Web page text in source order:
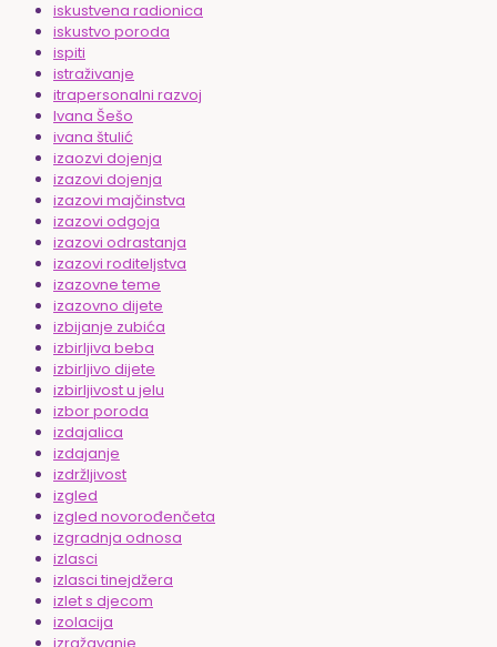
iskustvena radionica
iskustvo poroda
ispiti
istraživanje
itrapersonalni razvoj
Ivana Šešo
ivana štulić
izaozvi dojenja
izazovi dojenja
izazovi majčinstva
izazovi odgoja
izazovi odrastanja
izazovi roditeljstva
izazovne teme
izazovno dijete
izbijanje zubića
izbirljiva beba
izbirljivo dijete
izbirljivost u jelu
izbor poroda
izdajalica
izdajanje
izdržljivost
izgled
izgled novorođenčeta
izgradnja odnosa
izlasci
izlasci tinejdžera
izlet s djecom
izolacija